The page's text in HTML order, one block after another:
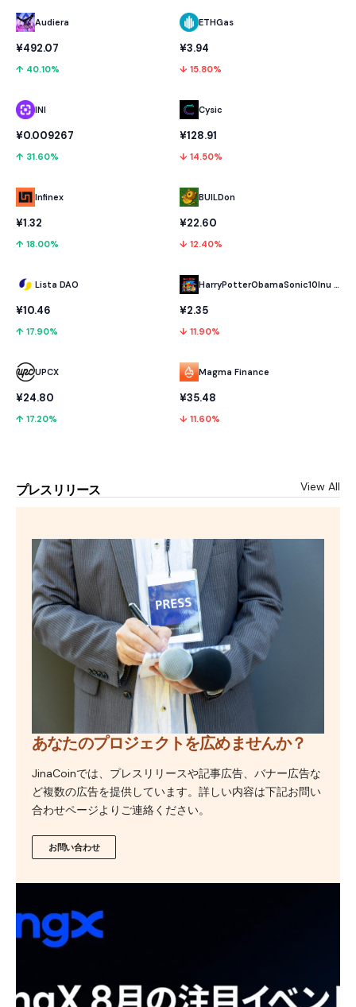
Audiera
¥492.07
↑ 40.10%
INI
¥0.009267
↑ 31.60%
Infinex
¥1.32
↑ 18.00%
Lista DAO
¥10.46
↑ 17.90%
UPCX
¥24.80
↑ 17.20%
ETHGas
¥3.94
↓ 15.80%
Cysic
¥128.91
↓ 14.50%
BUILDon
¥22.60
↓ 12.40%
HarryPotterObamaSonic10Inu (ETH)
¥2.35
↓ 11.90%
Magma Finance
¥35.48
↓ 11.60%
プレスリリース View All
あなたのプロジェクトを広めませんか？
JinaCoinでは、プレスリリースや記事広告、バナー広告な
ど複数の広告を提供しています。詳しい内容は下記お問い
合わせページよりご連絡ください。
お問い合わせ